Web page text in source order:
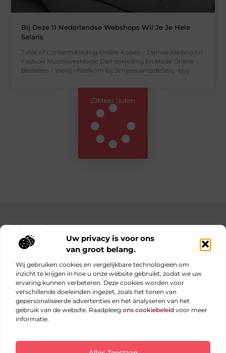
Uw privacy is voor ons
van groot belang.
Wij gebruiken cookies en vergelijkbare technologieën om
inzicht te krijgen in hoe u onze website gebruikt, zodat we uw
ervaring kunnen verbeteren. Deze cookies worden voor
verschillende doeleinden ingezet, zoals het tonen van
gepersonaliseerde advertenties en het analyseren van het
gebruik van de website. Raadpleeg ons cookiebeleid voor meer
informatie.
Bij Deze 11 Nederlandse Webshops Wil Je Je Hele
Salaris
Table of ContentsKleding Online Kopen – Dames Kleding En
Fashion MusthavesMooie Dameskleding En Mode Online
Bestellen – Wenz.nlWelkom Bij SchijvensmodeSissy-boy
Meer laden
Main Links
Bekende Nederlanders
Elke dag iets nieuws op obs-beukenlaan.nl
Blogs vol inspiratie, inzichten en tips voor jouw dagelijks
leven.